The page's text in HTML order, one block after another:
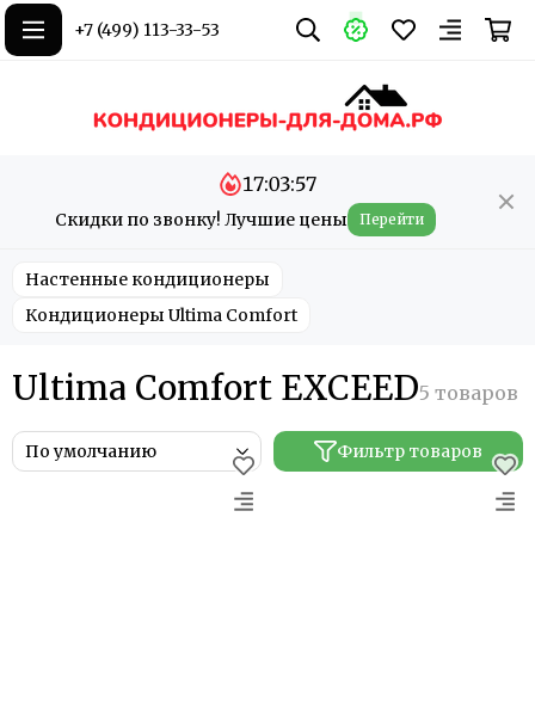
+7 (499) 113-33-53
Скидки по звонку! Лучшие цены
17:03:55
Перейти
Настенные кондиционеры
Кондиционеры Ultima Comfort
Ultima Comfort EXCEED
Фильтр товаров